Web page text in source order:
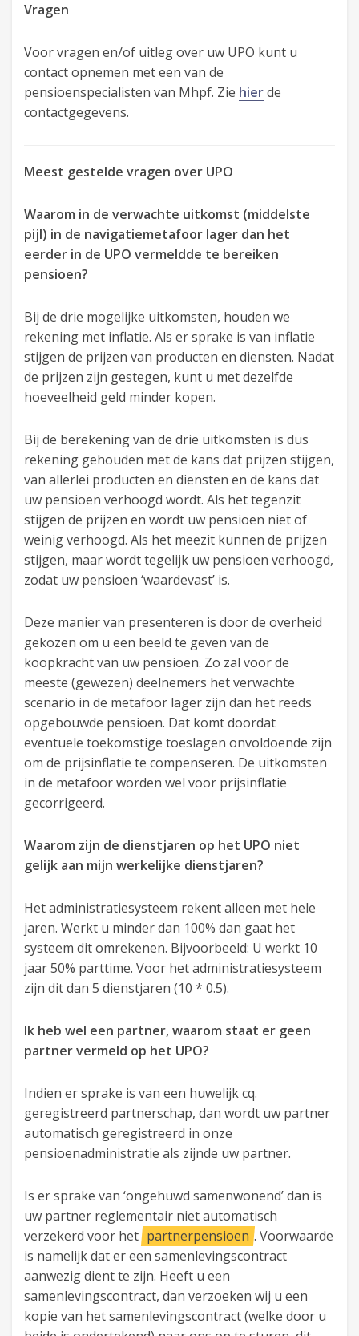
Vragen
Voor vragen en/of uitleg over uw UPO kunt u
contact opnemen met een van de
pensioenspecialisten van Mhpf. Zie hierde
contactgegevens.
Meest gestelde vragen over UPO
Waarom in de verwachte uitkomst (middelste
pijl) in de navigatiemetafoor lager dan het
eerder in de UPO vermeldde te bereiken
pensioen?
Bij de drie mogelijke uitkomsten, houden we
rekening met inflatie. Als er sprake is van inflatie
stijgen de prijzen van producten en diensten. Nadat
de prijzen zijn gestegen, kunt u met dezelfde
hoeveelheid geld minder kopen.
Bij de berekening van de drie uitkomsten is dus
rekening gehouden met de kans dat prijzen stijgen,
van allerlei producten en diensten en de kans dat
uw pensioen verhoogd wordt. Als het tegenzit
stijgen de prijzen en wordt uw pensioen niet of
weinig verhoogd. Als het meezit kunnen de prijzen
stijgen, maar wordt tegelijk uw pensioen verhoogd,
zodat uw pensioen ‘waardevast’ is.
Deze manier van presenteren is door de overheid
gekozen om u een beeld te geven van de
koopkracht van uw pensioen. Zo zal voor de
meeste (gewezen) deelnemers het verwachte
scenario in de metafoor lager zijn dan het reeds
opgebouwde pensioen. Dat komt doordat
eventuele toekomstige toeslagen onvoldoende zijn
om de prijsinflatie te compenseren. De uitkomsten
in de metafoor worden wel voor prijsinflatie
gecorrigeerd.
Waarom zijn de dienstjaren op het UPO niet
gelijk aan mijn werkelijke dienstjaren?
Het administratiesysteem rekent alleen met hele
jaren. Werkt u minder dan 100% dan gaat het
systeem dit omrekenen. Bijvoorbeeld: U werkt 10
jaar 50% parttime. Voor het administratiesysteem
zijn dit dan 5 dienstjaren (10 * 0.5).
Ik heb wel een partner, waarom staat er geen
partner vermeld op het UPO?
Indien er sprake is van een huwelijk cq.
geregistreerd partnerschap, dan wordt uw partner
automatisch geregistreerd in onze
pensioenadministratie als zijnde uw partner.
Is er sprake van ‘ongehuwd samenwonend’ dan is
uw partner reglementair niet automatisch
verzekerd voor het partnerpensioen . Voorwaarde
is namelijk dat er een samenlevingscontract
aanwezig dient te zijn. Heeft u een
samenlevingscontract, dan verzoeken wij u een
kopie van het samenlevingscontract (welke door u